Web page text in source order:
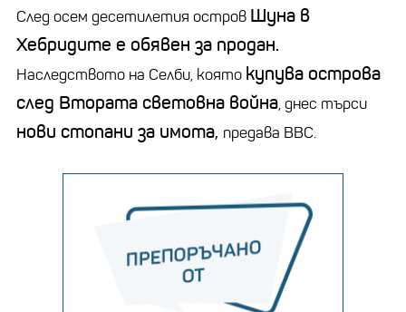
След осем десетилетия остров Шуна в
Хебридите е обявен за продан.
Наследството на Селби, която купува острова
след Втората световна война, днес търси
нови стопани за имота, предава BBC.